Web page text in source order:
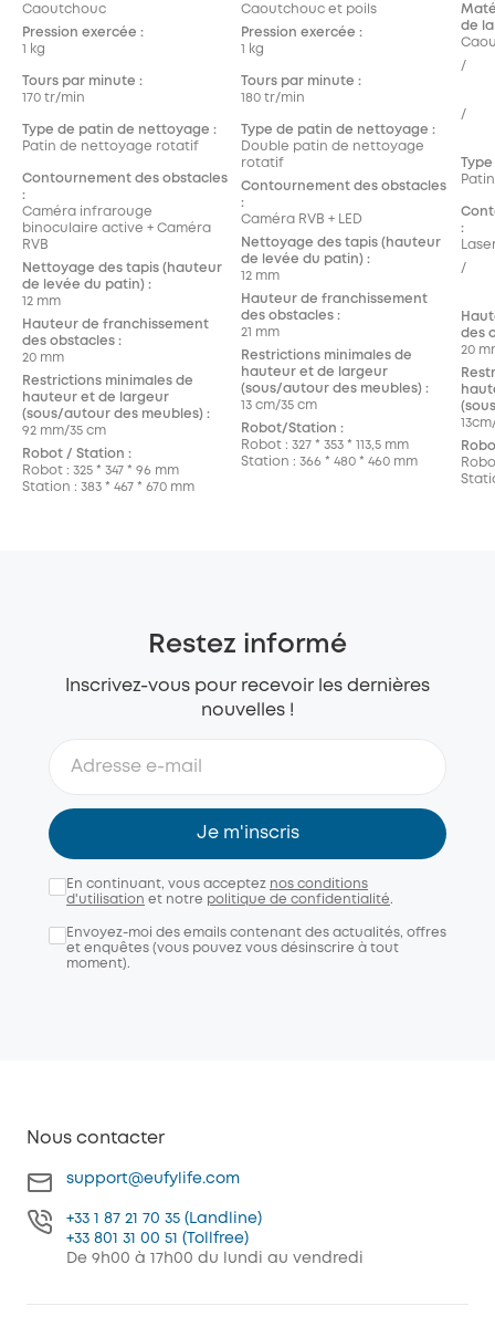
Caoutchouc
Pression exercée :
1 kg
Tours par minute :
170 tr/min
Type de patin de nettoyage :
Patin de nettoyage rotatif
Contournement des obstacles
:
Caméra infrarouge
binoculaire active + Caméra
RVB
Nettoyage des tapis (hauteur
de levée du patin) :
12 mm
Hauteur de franchissement
des obstacles :
20 mm
Restrictions minimales de
hauteur et de largeur
(sous/autour des meubles) :
92 mm/35 cm
Robot / Station :
Robot : 325 * 347 * 96 mm
Station : 383 * 467 * 670 mm
Caoutchouc et poils
Pression exercée :
1 kg
Tours par minute :
180 tr/min
Type de patin de nettoyage :
Double patin de nettoyage
rotatif
Contournement des obstacles
:
Caméra RVB + LED
Nettoyage des tapis (hauteur
de levée du patin) :
12 mm
Hauteur de franchissement
des obstacles :
21 mm
Restrictions minimales de
hauteur et de largeur
(sous/autour des meubles) :
13 cm/35 cm
Robot/Station :
Robot : 327 * 353 * 113,5 mm
Station : 366 * 480 * 460 mm
de
/
/
:
/
des
20
Restez informé
Inscrivez-vous pour recevoir les dernières
nouvelles !
Je m'inscris
En continuant, vous acceptez nos conditions
d'utilisation et notre politique de confidentialité.
Envoyez-moi des emails contenant des actualités, offres
et enquêtes (vous pouvez vous désinscrire à tout
moment).
Nous contacter
support@eufylife.com
+33 1 87 21 70 35 (Landline)
+33 801 31 00 51 (Tollfree)
De 9h00 à 17h00 du lundi au vendredi